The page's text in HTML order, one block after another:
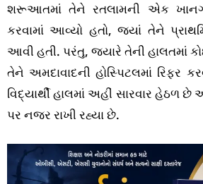
શરૂઆતમાં તેને રતલામની એક
કરવામાં આવ્યો હતો, જ્યાં તેને
આવી હતી. પરંતુ, જ્યારે તેની હાલતમાં
તેને અમદાવાદની હોસ્પિટલમાં રિફર
વિદ્યાર્થી હાલમાં અહીં સારવાર હેઠળ છે
પર નજર રાખી રહ્યા છે.